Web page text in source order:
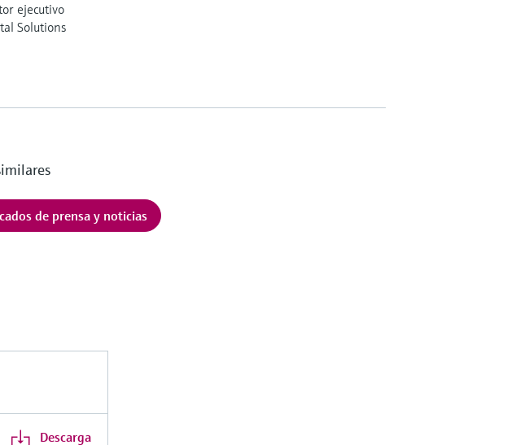
ejecutivo
Solutions
de prensa y noticias
Descarga